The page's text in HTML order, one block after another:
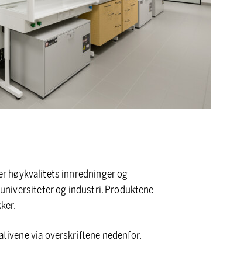
høykvalitets innredninger og
og industri. Produktene
via overskriftene nedenfor.